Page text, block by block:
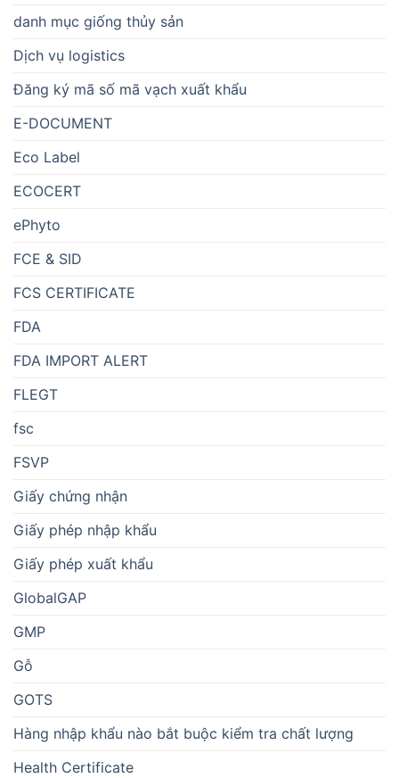
danh mục giống thủy sản
Dịch vụ logistics
Đăng ký mã số mã vạch xuất khẩu
E-DOCUMENT
Eco Label
ECOCERT
ePhyto
FCE & SID
FCS CERTIFICATE
FDA
FDA IMPORT ALERT
FLEGT
fsc
FSVP
Giấy chứng nhận
Giấy phép nhập khẩu
Giấy phép xuất khẩu
GlobalGAP
GMP
Gỗ
GOTS
Hàng nhập khẩu nào bắt buộc kiểm tra chất lượng
Health Certificate